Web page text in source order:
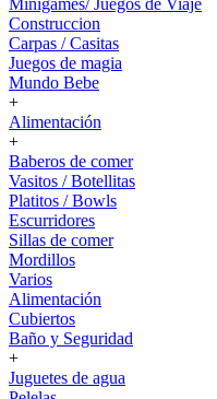
Minigames/ Juegos de Viaje
Construccion
Carpas / Casitas
Juegos de magia
Mundo Bebe
+
Alimentación
+
Baberos de comer
Vasitos / Botellitas
Platitos / Bowls
Escurridores
Sillas de comer
Mordillos
Varios
Alimentación
Cubiertos
Baño y Seguridad
+
Juguetes de agua